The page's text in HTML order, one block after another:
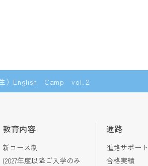
生）English Camp vol.２
教育内容
新コース制
(2027年度以降ご入学のみ
進路
進路サポート
合格実績